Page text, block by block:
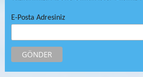
E-Posta Adresiniz